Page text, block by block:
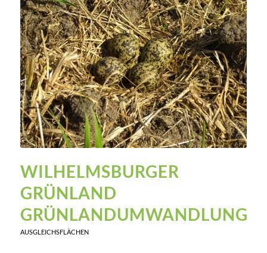
WILHELMSBURGER
GRÜNLAND
GRÜNLANDUMWANDLUNG
AUSGLEICHSFLÄCHEN